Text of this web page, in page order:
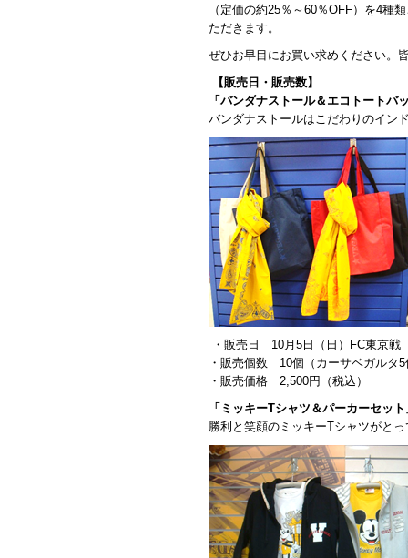
（定価の約25％～60％OFF）を4種
ただきます。
ぜひお早目にお買い求めください。
【販売日・販売数】
「バンダナストール＆エコトートバ
バンダナストールはこだわりのイン
・販売日 10月5日（日）FC東京戦
・販売個数 10個（カーサベガルタ
・販売価格 2,500円（税込）
「ミッキーTシャツ＆パーカーセット
勝利と笑顔のミッキーTシャツがと